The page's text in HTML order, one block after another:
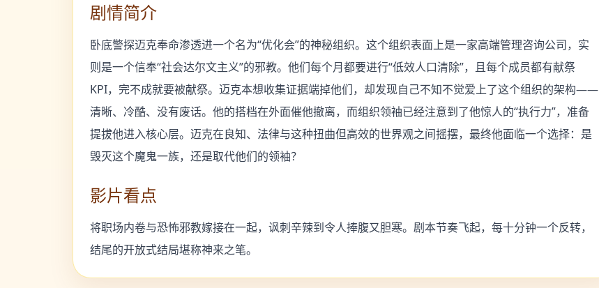
剧情简介
卧底警探迈克奉命渗透进一个名为“优化会”的神秘组织。这个组织表面上是一家高端管理咨询公司，实
则是一个信奉“社会达尔文主义”的邪教。他们每个月都要进行“低效人口清除”，且每个成员都有献祭
KPI，完不成就要被献祭。迈克本想收集证据端掉他们，却发现自己不知不觉爱上了这个组织的架构——
清晰、冷酷、没有废话。他的搭档在外面催他撤离，而组织领袖已经注意到了他惊人的“执行力”，准备
提拔他进入核心层。迈克在良知、法律与这种扭曲但高效的世界观之间摇摆，最终他面临一个选择：是
毁灭这个魔鬼一族，还是取代他们的领袖？
影片看点
将职场内卷与恐怖邪教嫁接在一起，讽刺辛辣到令人捧腹又胆寒。剧本节奏飞起，每十分钟一个反转，
结尾的开放式结局堪称神来之笔。